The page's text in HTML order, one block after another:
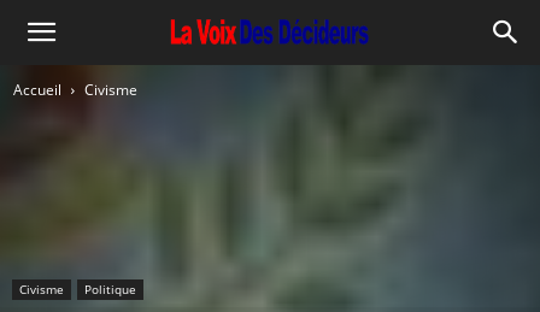
Accueil Civisme
Civisme Politique